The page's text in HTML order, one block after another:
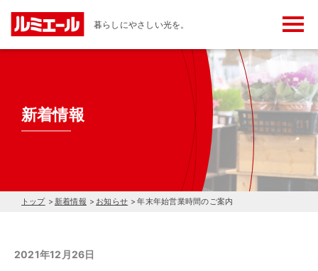
暮らしにやさしい光を。
メ
ニ
ー
ボ
タ
ン
新着情報
トップ 新着情報 お知らせ 年末年始営業時間のご案内
2021年12月26日